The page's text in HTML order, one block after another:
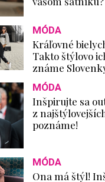
MÓDA
Kráľovné
Takto štýlovo
známe
MÓDA
Inšpirujte sa
z
poznáme!
MÓDA
Ona má štýl!